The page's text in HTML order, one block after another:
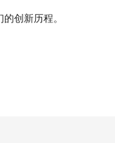
创新历程。